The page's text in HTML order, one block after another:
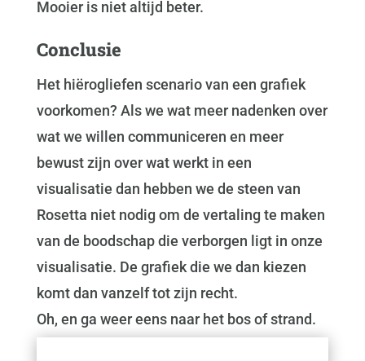
Mooier is niet altijd beter.
Conclusie
Het hiërogliefen scenario van een grafiek
voorkomen? Als we wat meer nadenken over
wat we willen communiceren en meer
bewust zijn over wat werkt in een
visualisatie dan hebben we de steen van
Rosetta niet nodig om de vertaling te maken
van de boodschap die verborgen ligt in onze
visualisatie. De grafiek die we dan kiezen
komt dan vanzelf tot zijn recht.
Oh, en ga weer eens naar het bos of strand.